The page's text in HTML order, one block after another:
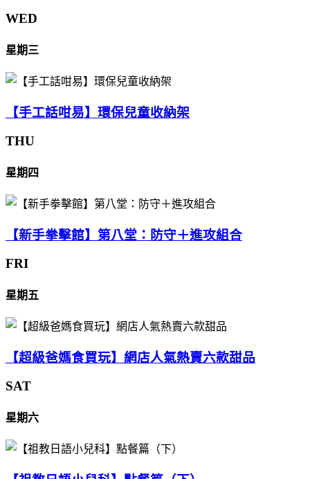
WED
星期三
【手工話咁易】環保兒童收納架
THU
星期四
【新手拳擊館】第八堂：防守＋進攻組合
FRI
星期五
【超級爸媽食買玩】網店人氣熱賣六款甜品
SAT
星期六